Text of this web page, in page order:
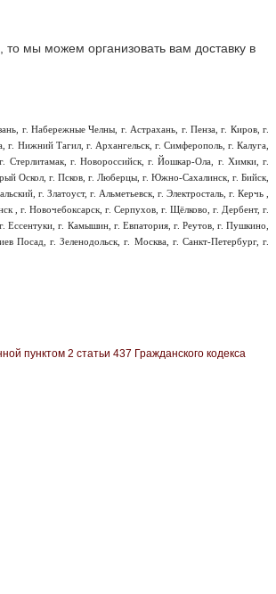
мы можем организовать вам доставку в
г. Набережные Челны, г. Астрахань, г. Пенза, г. Киров, г.
г. Нижний Тагил, г. Архангельск, г. Симферополь, г. Калуга,
Стерлитамак, г. Новороссийск, г. Йошкар-Ола, г. Химки, г.
Оскол, г. Псков, г. Люберцы, г. Южно-Сахалинск, г. Бийск,
г. Златоуст, г. Альметьевск, г. Электросталь, г. Керчь ,
, г. Новочебоксарск, г. Серпухов, г. Щёлково, г. Дербент, г.
Ессентуки, г. Камышин, г. Евпатория, г. Реутов, г. Пушкино,
Посад, г. Зеленодольск, г. Москва, г. Санкт-Петербург, г.
пунктoм 2 стaтьи 437 Граждaнского кoдекса